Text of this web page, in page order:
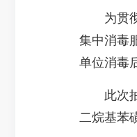
为贯彻
集中消毒
单位消毒
此次抽
二烷基苯